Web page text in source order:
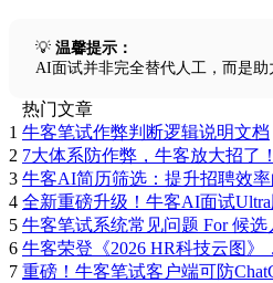
💡 温馨提示：
AI面试并非完全替代人工，而是
热门文章
1 牛客笔试作弊判断逻辑说明文档
2 7大体系防作弊，牛客放大招了
3 牛客AI简历筛选：提升招聘效
4 全新重磅升级！牛客AI面试
5 牛客笔试系统常见问题 For 候选
6 牛客荣登《2026 HR科技云图
7 重磅！牛客笔试客户端可防